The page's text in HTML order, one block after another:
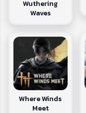
Wuthering
Waves
Where Winds
Meet